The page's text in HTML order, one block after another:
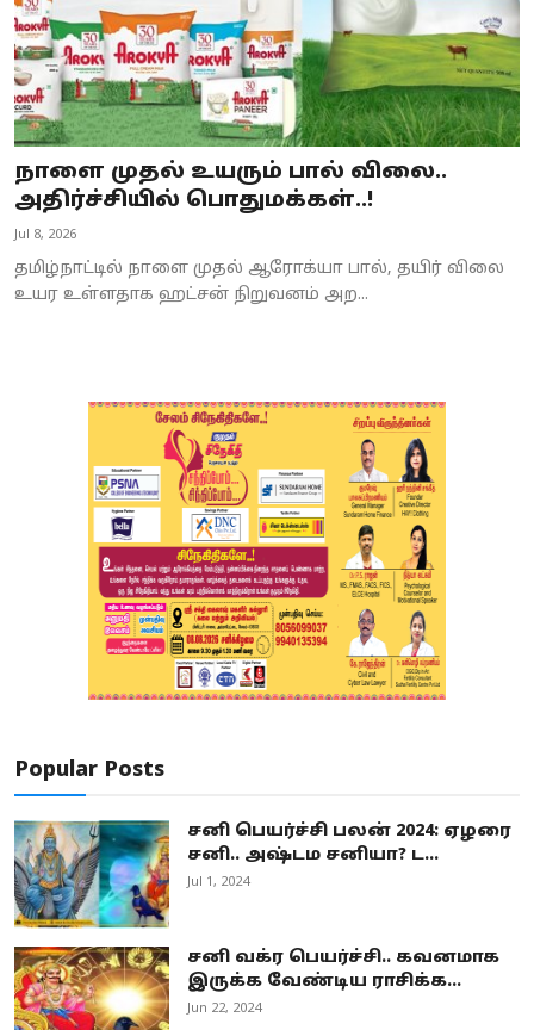
Tamilnadu
National
World
Astrology
Spirituality
Weather
நாளை முதல் உயரும் பால் விலை..
அதிர்ச்சியில் பொதுமக்கள்..!
Jul 8, 2026
தமிழ்நாட்டில் நாளை முதல் ஆரோக்யா பால், தயிர் விலை
உயர உள்ளதாக ஹட்சன் நிறுவனம் அற...
Popular Posts
சனி பெயர்ச்சி பலன் 2024: ஏழரை
சனி.. அஷ்டம சனியா? ட...
Jul 1, 2024
சனி வக்ர பெயர்ச்சி.. கவனமாக
இருக்க வேண்டிய ராசிக்க...
Jun 22, 2024